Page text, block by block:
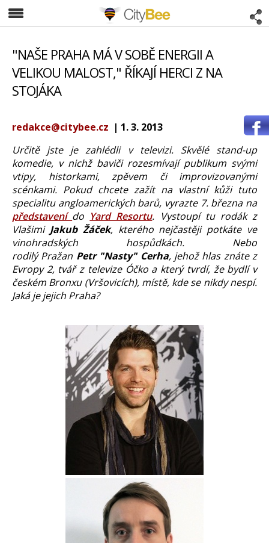
CityBee
"NAŠE PRAHA MÁ V SOBĚ ENERGII A
VELIKOU MALOST," ŘÍKAJÍ HERCI Z NA
STOJÁKA
redakce@citybee.cz | 1. 3. 2013
Určitě jste je zahlédli v televizi. Skvělé stand-up
komedie, v nichž baviči rozesmívají publikum svými
vtipy, historkami, zpěvem či improvizovanými
scénkami. Pokud chcete zažít na vlastní kůži tuto
specialitu angloamerických barů, vyrazte 7. března na
představení do Yard Resortu. Vystoupí tu rodák z
Vlašimi Jakub Žáček, kterého nejčastěji potkáte ve
vinohradských hospůdkách. Nebo
rodilý Pražan Petr "Nasty" Cerha, jehož hlas znáte z
Evropy 2, tvář z televize Óčko a který tvrdí, že bydlí v
českém Bronxu (Vršovicích), místě, kde se nikdy nespí.
Jaká je jejich Praha?